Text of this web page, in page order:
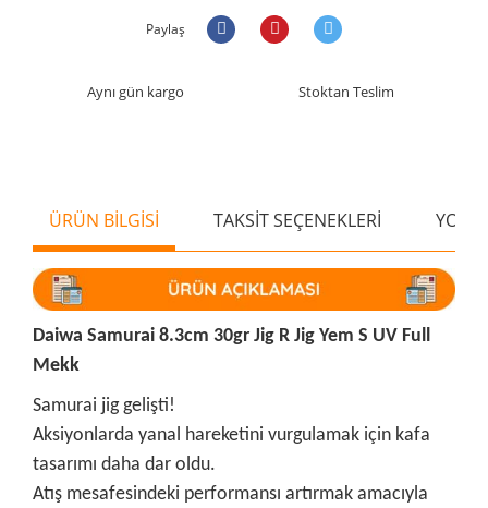
Paylaş
Aynı gün kargo Stoktan Teslim
ÜRÜN BİLGİSİ TAKSİT SEÇENEKLERİ
Daiwa Samurai 8.3cm 30gr Jig R Jig Yem S UV Full
Mekk
Samurai jig gelişti!
Aksiyonlarda yanal hareketini vurgulamak için kafa
tasarımı daha dar oldu.
Atış mesafesindeki performansı artırmak amacıyla